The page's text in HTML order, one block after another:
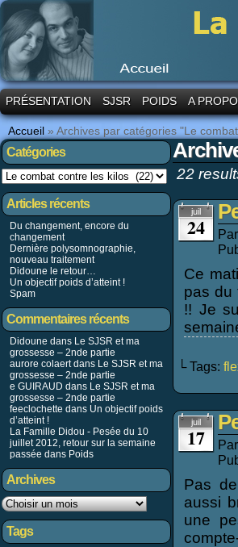
PRÉSENTATION SJSR POIDS A
Accueil » Archives par catégories "Le
Catégories
Articles récents
Du changement, encore du
changement
Dernière polysomnographie,
nouveau traitement
Didoune le retour…
Un objectif poids d’atteint !
Spam
Commentaires récents
Didoune dans Le SJSR et ma
grossesse – 2nde partie
aurore colaert dans Le SJSR et ma
grossesse – 2nde partie
e GUIRAUD dans Le SJSR et ma
grossesse – 2nde partie
feeclochette dans Un objectif poids
d’atteint !
La Famille Didou - Pesée du 10
juillet 2012, retour sur la semaine
passée dans Poids
Archives
Tags
22
juil
24 Par
Ce
pas du
!! Je
└ Tags:
juil
17 Par
Pas
aussi
une